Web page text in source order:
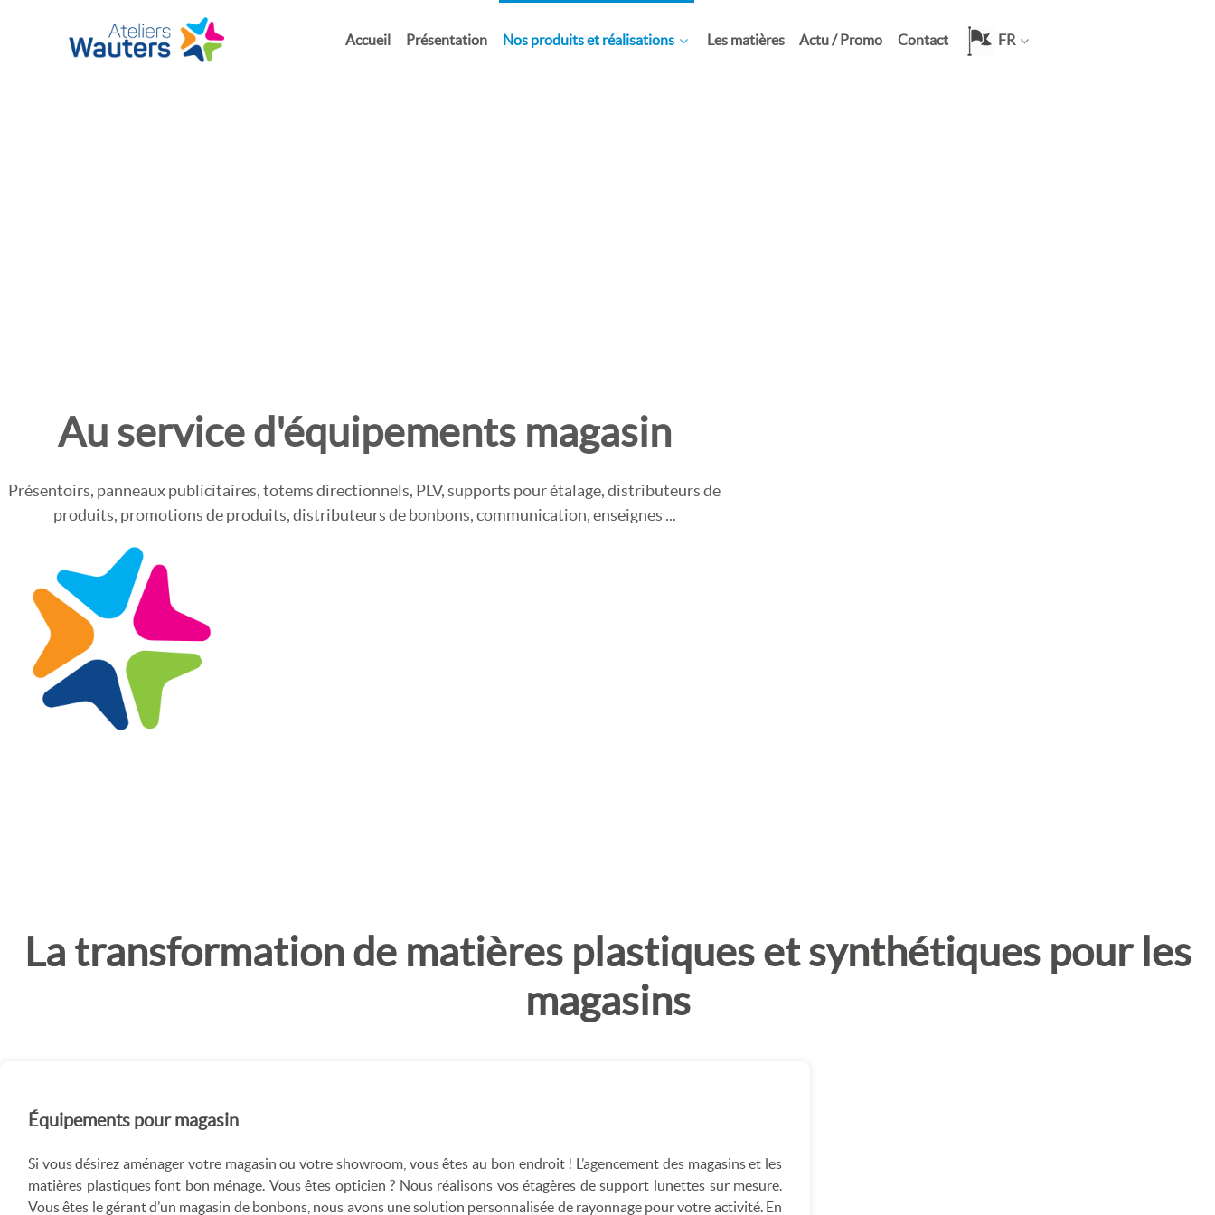
Accueil Présentation Nos produits et réalisations Les matières Actu / Promo Contact FR
Au service d'équipements magasin
Présentoirs, panneaux publicitaires, totems directionnels, PLV, supports pour étalage, distributeurs de
produits, promotions de produits, distributeurs de bonbons, communication, enseignes ...
La transformation de matières plastiques et synthétiques pour les
magasins
Équipements pour magasin
Si vous désirez aménager votre magasin ou votre showroom, vous êtes au bon endroit ! L’agencement des magasins et les
matières plastiques font bon ménage. Vous êtes opticien ? Nous réalisons vos étagères de support lunettes sur mesure.
Vous êtes le gérant d’un magasin de bonbons, nous avons une solution personnalisée de rayonnage pour votre activité. En